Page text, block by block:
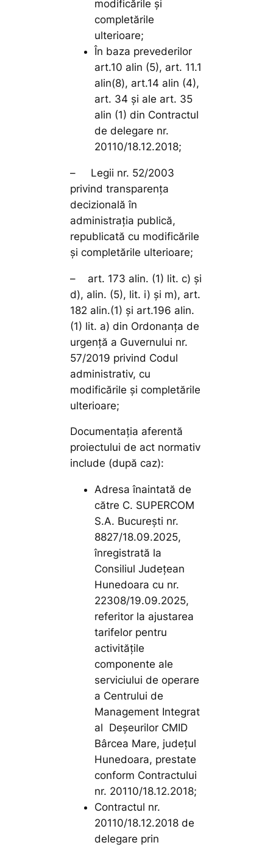
modificările și
completările
ulterioare;
În baza prevederilor
art.10 alin (5), art. 11.1
alin(8), art.14 alin (4),
art. 34 și ale art. 35
alin (1) din Contractul
de delegare nr.
20110/18.12.2018;
– Legii nr. 52/2003
privind transparența
decizională în
administrația publică,
republicată cu modificările
și completările ulterioare;
– art. 173 alin. (1) lit. c) și
d), alin. (5), lit. i) și m), art.
182 alin.(1) și art.196 alin.
(1) lit. a) din Ordonanţa de
urgență a Guvernului nr.
57/2019 privind Codul
administrativ, cu
modificările şi completările
ulterioare;
Documentaţia aferentă
proiectului de act normativ
include (după caz):
Adresa înaintată de
către C. SUPERCOM
S.A. București nr.
8827/18.09.2025,
înregistrată la
Consiliul Județean
Hunedoara cu nr.
22308/19.09.2025,
referitor la ajustarea
tarifelor pentru
activitățile
componente ale
serviciului de operare
a Centrului de
Management Integrat
al Deșeurilor CMID
Bârcea Mare, județul
Hunedoara, prestate
conform Contractului
nr. 20110/18.12.2018;
Contractul nr.
20110/18.12.2018 de
delegare prin